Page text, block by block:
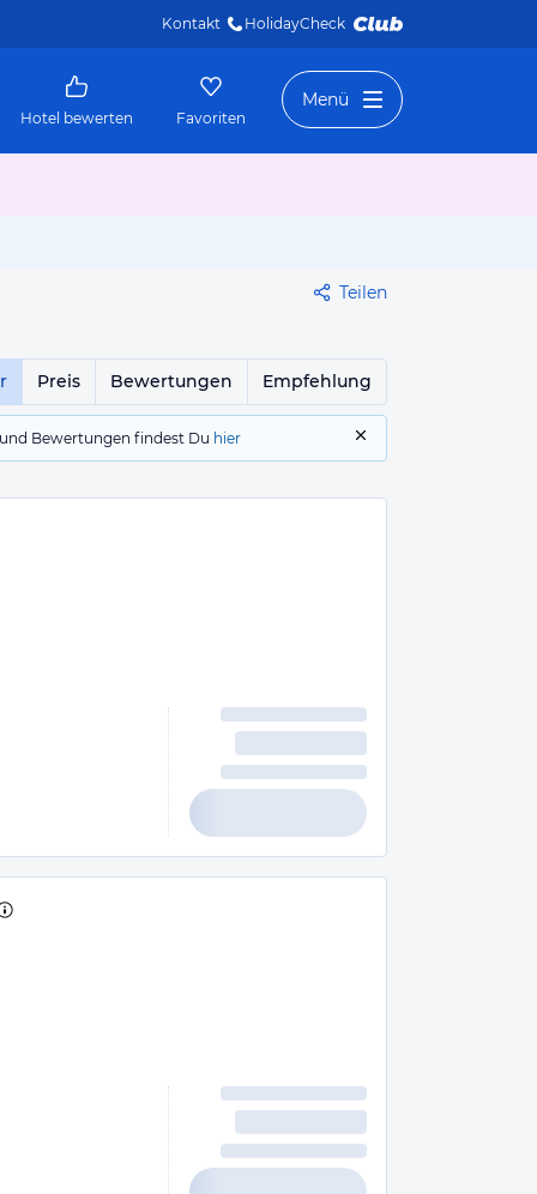
Kontakt HolidayCheck
Hotel bewerten Favoriten
Menü
Teilen
Preis Bewertungen Empfehlung
Bewertungen findest Du hier